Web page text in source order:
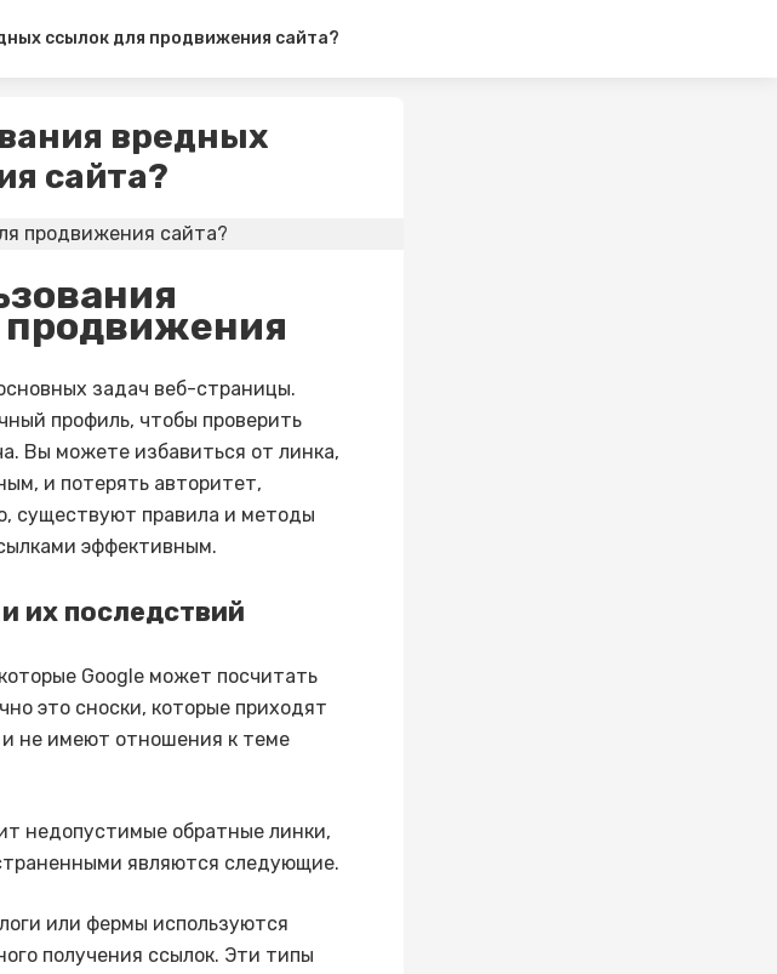
ссылок для продвижения сайта?
вредных
сайта?
задач веб-страницы.
профиль, чтобы проверить
Вы можете избавиться от линка,
и потерять авторитет,
существуют правила и методы
эффективным.
их последствий
Google может посчитать
это сноски, которые приходят
не имеют отношения к теме
недопустимые обратные линки,
являются следующие.
или фермы используются
получения ссылок. Эти типы